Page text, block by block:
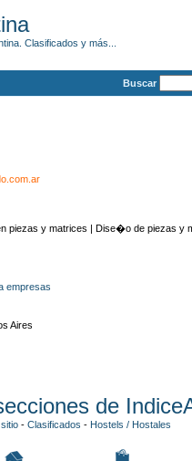
Clasificados y más...
Buscar
piezas y matrices | Dise�o de piezas y
empresas
Aires
de
- Clasificados - Hostels / Hostales